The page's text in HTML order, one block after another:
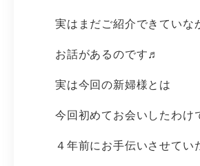
実はまだご紹介できていな
お話があるのです♬
実は今回の新婦様とは
今回初めてお会いしたわけ
４年前にお手伝いさせてい